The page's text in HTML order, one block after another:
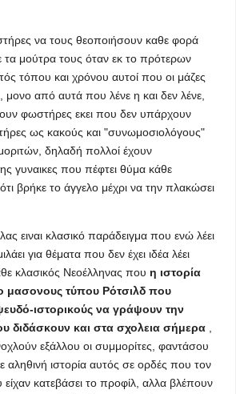
να τους θεοποιήσουν καθε φορά
τα μούτρα τους όταν εκ το πρότερων
τόπου και χρόνου αυτοί που οι μάζες
από αυτά που λένε η και δεν λένε,
φωστήρες εκει που δεν υπάρχουν
ως κακούς και "συνωμοσιολόγους"
δηλαδή πολλοί έχουν
γυναικες που πέφτει θύμα κάθε
βρήκε το άγγελο μέχρι να την πλακώσει
ειναι κλασικό παράδειγμα που ενώ λέει
για θέματα που δεν έχει ιδέα λέει
κλασικός Νεοέλληνας που η ιστορία
μασονους τύπου Ρότσιλδ που
ιστορικούς να γράψουν την
διδάσκουν και στα σχολεια σήμερα
εξάλλου οι συμμορίτες, φαντάσου
αληθινή ιστορία αυτός σε ορδές που τον
κατεβάσει το προφίλ, αλλα βλέπουν